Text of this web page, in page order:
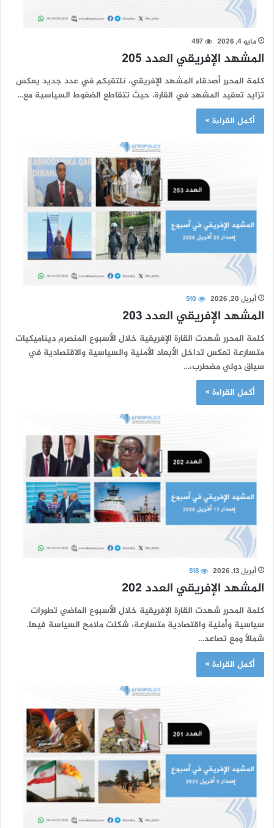
مايو 4, 2026 497
المشهد الإفريقي العدد 205
كلمة المحرر أصدقاء المشهد الإفريقي، نلتقيكم في عدد جديد يعكس
تزايد تعقيد المشهد في القارة، حيث تتقاطع الضغوط السياسية مع…
أكمل القراءة »
أبريل 20, 2026 510
المشهد الإفريقي العدد 203
كلمة المحرر شهدت القارة الإفريقية خلال الأسبوع المنصرم ديناميكيات
متسارعة تعكس تداخل الأبعاد الأمنية والسياسية والاقتصادية في
سياق دولي مضطرب،…
أكمل القراءة »
أبريل 13, 2026 518
المشهد الإفريقي العدد 202
كلمة المحرر شهدت القارة الإفريقية خلال الأسبوع الماضي تطورات
سياسية وأمنية واقتصادية متسارعة، شكلت ملامح السياسة فيها.
شمالاً ومع تصاعد…
أكمل القراءة »